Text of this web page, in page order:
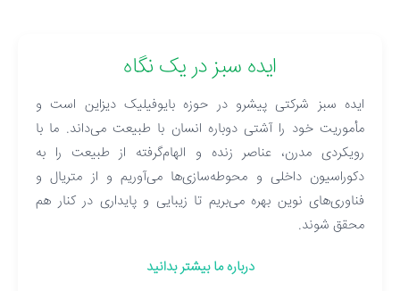
ایده سبز در یک نگاه
ایده سبز شرکتی پیشرو در حوزه بایوفیلیک دیزاین است و
مأموریت خود را آشتی دوباره انسان با طبیعت می‌داند. ما با
رویکردی مدرن، عناصر زنده و الهام‌گرفته از طبیعت را به
دکوراسیون داخلی و محوطه‌سازی‌ها می‌آوریم و از متریال و
فناوری‌های نوین بهره می‌بریم تا زیبایی و پایداری در کنار هم
محقق شوند.
درباره ما بیشتر بدانید